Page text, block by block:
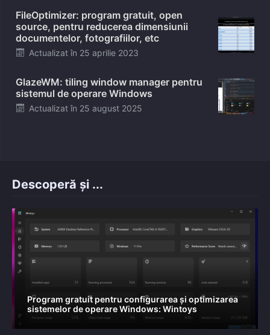
FileOptimizer: program gratuit, open
source, pentru reducerea dimensiunii
documentelor, fotografiilor, etc
Posted
Actualizat în 25 aprilie 2023
GlazeWM: tiling window manager pentru
sistemul de operare Windows
Posted
Actualizat în 25 august 2025
Descoperă și ...
Program gratuit pentru configurarea și optimizarea
sistemelor de operare Windows: Wintoys